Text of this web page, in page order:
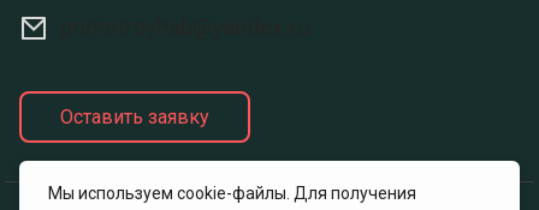
Оставить заявку
Мы используем cookie-файлы. Для получения